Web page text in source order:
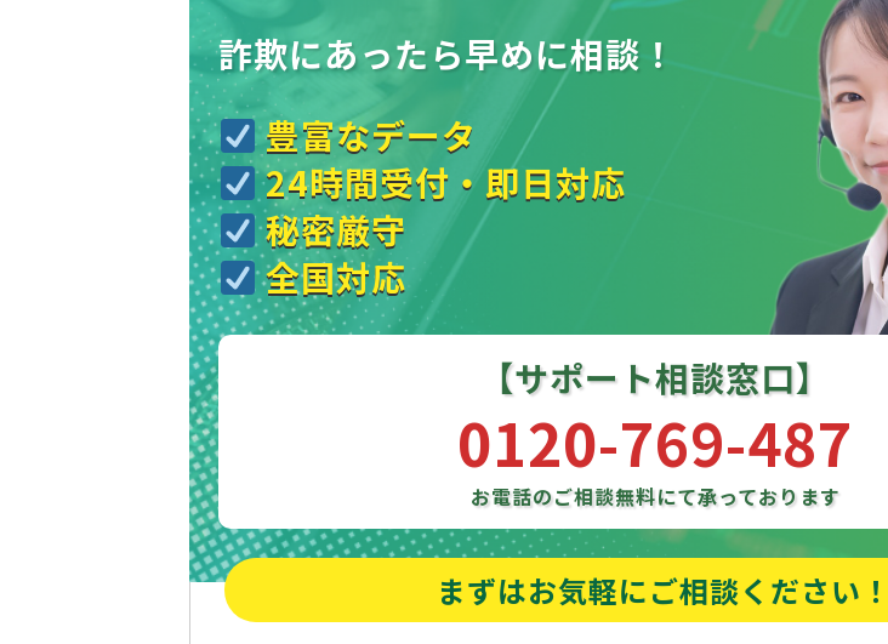
詐欺にあったら早めに相談！
豊富なデータ
24時間受付・即日対応
秘密厳守
全国対応
【サポート相談窓口】
0120-769-487
お電話のご相談無料にて承っております
まずはお気軽にご相談ください！